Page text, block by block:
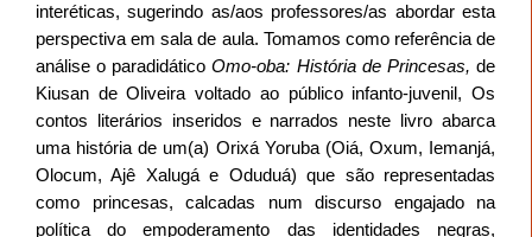
interéticas, sugerindo as/aos professores/as abordar esta
perspectiva em sala de aula. Tomamos como referência de
análise o paradidáticoOmo-oba: História de Princesas, de
Kiusan de Oliveira voltado ao público infanto-juvenil, Os
contos literários inseridos e narrados neste livro abarca
uma história de um(a) Orixá Yoruba (Oiá, Oxum, Iemanjá,
Olocum, Ajê Xalugá e Oduduá)que são representadas
como princesas, calcadas num discurso engajado na
política do empoderamento das identidades negras,